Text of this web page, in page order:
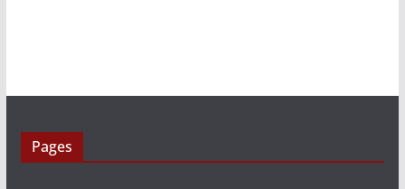
Pages